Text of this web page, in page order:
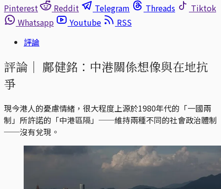
Pinterest
Reddit Telegram Threads
Tiktok
Whatsapp
Youtube
RSS
評論
評論｜ 鄺健銘：中港關係想像與在地抗
爭
現今港人的憂慮情緒，很大程度上源於1980年代的「一國兩
制」所許諾的「中港區隔」──維持兩種不同的社會政治體制
──沒有兌現。